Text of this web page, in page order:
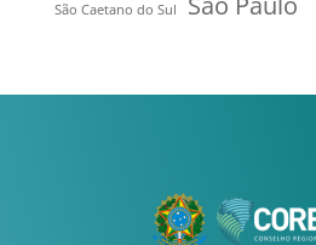
São Caetano do Sul